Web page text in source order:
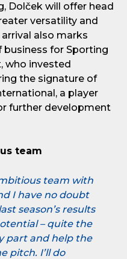
Dolček will offer head
versatility and
also marks
for Sporting
who invested
the signature of
a player
further development
team
team with
I have no doubt
season’s results
– quite the
part and help the
pitch. I’ll do